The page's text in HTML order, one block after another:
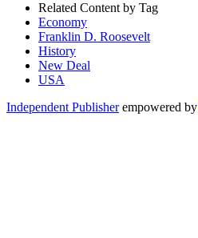
Related Content by Tag
Economy
Franklin D. Roosevelt
History
New Deal
USA
Independent Publisherempowered by